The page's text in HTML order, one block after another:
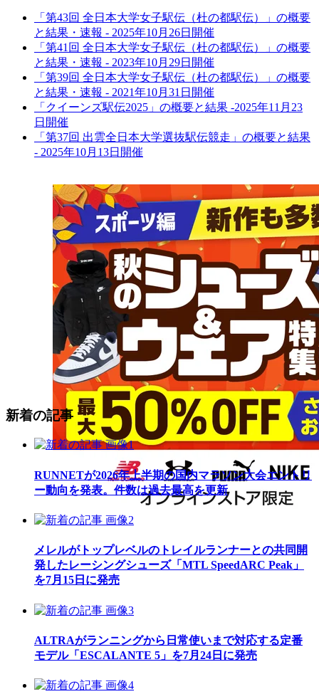
「第43回 全日本大学女子駅伝（杜の都駅伝）」の概要
と結果・速報 - 2025年10月26日開催
「第41回 全日本大学女子駅伝（杜の都駅伝）」の概要
と結果・速報 - 2023年10月29日開催
「第39回 全日本大学女子駅伝（杜の都駅伝）」の概要
と結果・速報 - 2021年10月31日開催
「クイーンズ駅伝2025」の概要と結果 -2025年11月23
日開催
「第37回 出雲全日本大学選抜駅伝競走」の概要と結果
- 2025年10月13日開催
新着の記事
RUNNETが2026年上半期の国内マラソン大会エントリ
ー動向を発表。件数は過去最高を更新
メレルがトップレベルのトレイルランナーとの共同開
発したレーシングシューズ「MTL SpeedARC Peak」
を7月15日に発売
ALTRAがランニングから日常使いまで対応する定番
モデル「ESCALANTE 5」を7月24日に発売